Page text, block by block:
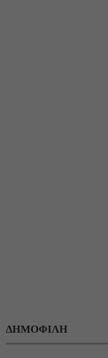
ΔΗΜΟΦΙΛΗ